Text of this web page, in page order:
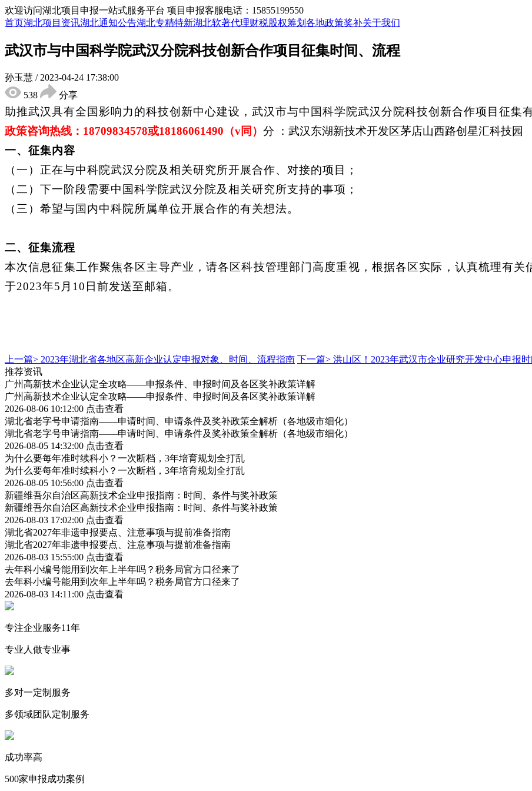
欢迎访问湖北项目申报一站式服务平台 项目申报客服电话：15855199550
首页湖北项目资讯湖北通知公告湖北专精特新湖北软著代理财税股权筹划 各地政策奖补关于我们
武汉市与中国科学院武汉分院科技创新合作项目征集时间、流程
孙玉慧 / 2023-04-24 17:38:00
538
分享
助推武汉具有全国影响力的科技创新中心建设，武汉市与中国科学院武汉分院科技创新合作项目征集
政策咨询热线： 18709834578或18186061490 （v同） 分 ：武汉东湖新技术开发区茅店山西路创星汇科技园
一、征集内容
（一）正在与中科院武汉分院及相关研究所开展合作、对接的项目；
（二）下一阶段需要中国科学院武汉分院及相关研究所支持的事项；
（三）希望与国内中科院所属单位开展合作的有关想法。
二、征集流程
本次信息征集工作聚焦各区主导产业，请各区科技管理部门高度重视，根据各区实际，认真梳理有
于2023年5月10日前发送至邮箱。
上一篇> 2023年湖北省各地区高新企业认定申报对象、时间、流程指南 下一篇> 洪山区！2023年武汉市企业研究开发中心申报
推荐资讯
广州高新技术企业认定全攻略——申报条件、申报时间及各区奖补政策详解
广州高新技术企业认定全攻略——申报条件、申报时间及各区奖补政策详解
2026-08-06 10:12:00 点击查看
湖北省老字号申请指南——申请时间、申请条件及奖补政策全解析（各地级市细化）
湖北省老字号申请指南——申请时间、申请条件及奖补政策全解析（各地级市细化）
2026-08-05 14:32:00 点击查看
为什么要每年准时续科小？一次断档，3年培育规划全打乱
为什么要每年准时续科小？一次断档，3年培育规划全打乱
2026-08-05 10:56:00 点击查看
新疆维吾尔自治区高新技术企业申报指南：时间、条件与奖补政策
新疆维吾尔自治区高新技术企业申报指南：时间、条件与奖补政策
2026-08-03 17:02:00 点击查看
湖北省2027年非遗申报要点、注意事项与提前准备指南
湖北省2027年非遗申报要点、注意事项与提前准备指南
2026-08-03 15:55:00 点击查看
去年科小编号能用到次年上半年吗？税务局官方口径来了
去年科小编号能用到次年上半年吗？税务局官方口径来了
2026-08-03 14:11:00 点击查看
专注企业服务11年
专业人做专业事
多对一定制服务
多领域团队定制服务
成功率高
500家申报成功案例